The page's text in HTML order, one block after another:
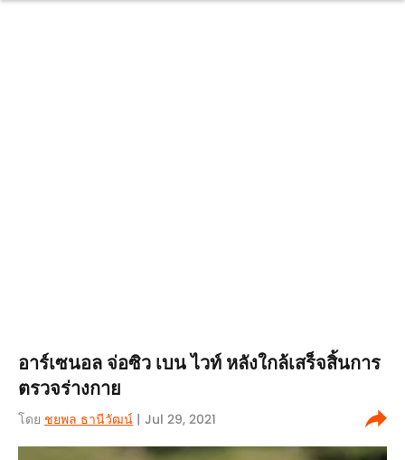
อาร์เซนอล จ่อซิว เบน ไวท์ หลังใกล้เสร็จสิ้นการ
ตรวจร่างกาย
โดย ชยพล ธานีวัฒน์ | Jul 29, 2021